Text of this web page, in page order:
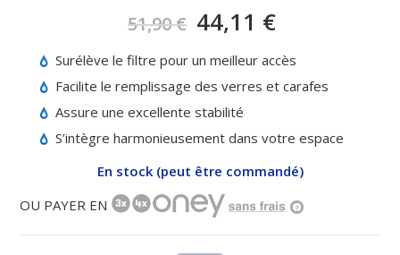
51,90€ 44,11 €
Surélève le filtre pour un meilleur accès
Facilite le remplissage des verres et carafes
Assure une excellente stabilité
S’intègre harmonieusement dans votre espace
En stock (peut être commandé)
OU PAYER EN
?